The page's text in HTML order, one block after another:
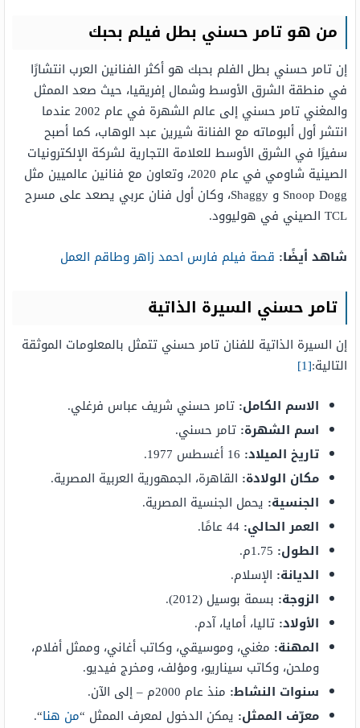
من هو تامر حسني بطل فيلم بحبك
إن تامر حسني بطل الفلم بحبك هو أكثر الفنانين العرب انتشارًا
في منطقة الشرق الأوسط وشمال إفريقيا، حيث صعد الممثل
والمغني تامر حسني إلى عالم الشهرة في عام 2002 عندما
انتشر أول ألبوماته مع الفنانة شيرين عبد الوهاب، كما أصبح
سفيرًا في الشرق الأوسط للعلامة التجارية لشركة الإلكترونيات
الصينية شاومي في عام 2020، وتعاون مع فنانين عالميين مثل
Snoop Dogg و Shaggy، وكان أول فنان عربي يصعد على مسرح
TCL الصيني في هوليوود.
شاهد أيضًا: قصة فيلم فارس احمد زاهر وطاقم العمل
تامر حسني السيرة الذاتية
إن السيرة الذاتية للفنان تامر حسني تتمثل بالمعلومات الموثقة
التالية:[1]
الاسم الكامل: تامر حسني شريف عباس فرغلي.
اسم الشهرة: تامر حسني.
تاريخ الميلاد:
مكان الولادة: القاهرة، الجمهورية العربية المصرية.
الجنسية: يحمل الجنسية المصرية.
العمر الحالي:
الطول:
الديانة: الإسلام.
الزوجة: بسمة بوسيل (2012).
الأولاد: تاليا، أمايا، آدم.
المهنة: مغني، وموسيقي، وكاتب أغاني، وممثل أفلام،
وملحن، وكاتب سيناريو، ومؤلف، ومخرج فيديو.
سنوات النشاط: منذ عام 2000م – إلى الآن.
معرّف الممثل: يمكن الدخول لمعرف الممثل “من هنا“.